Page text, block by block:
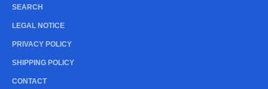
SEARCH
LEGAL NOTICE
PRIVACY POLICY
SHIPPING POLICY
CONTACT